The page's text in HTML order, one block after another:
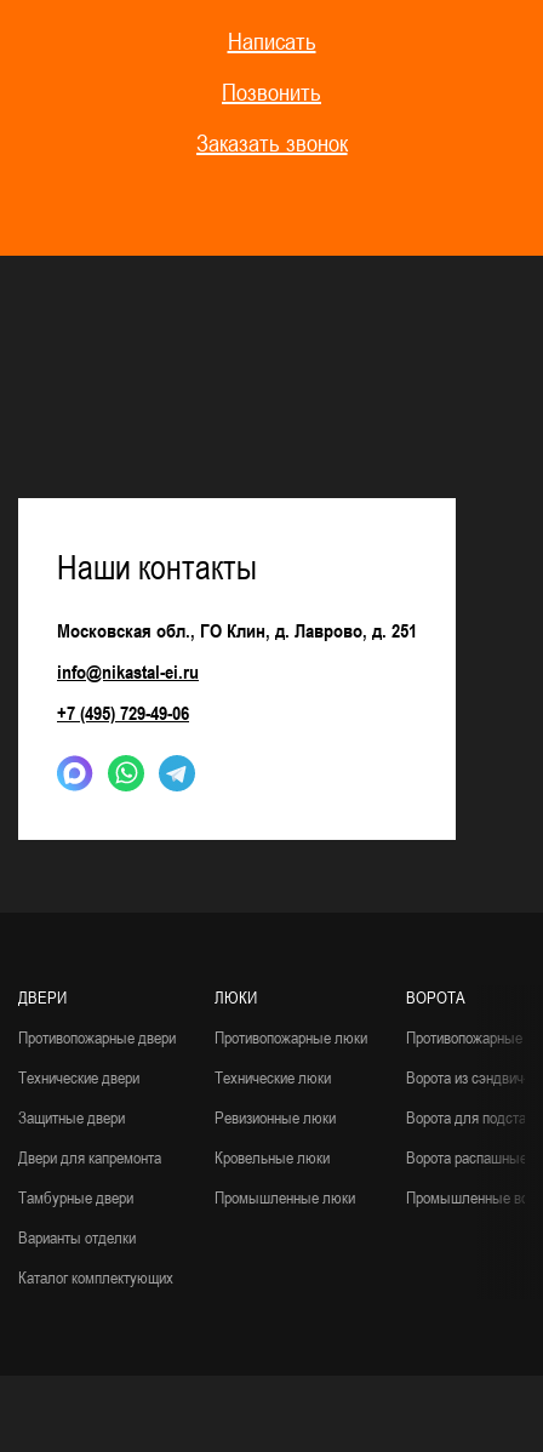
Написать
Позвонить
Заказать звонок
Наши контакты
Московская обл., ГО Клин, д. Лаврово, д. 251
info@nikastal-ei.ru
+7 (495) 729-49-06
ДВЕРИ
Противопожарные двери
Технические двери
Защитные двери
Двери для капремонта
Тамбурные двери
Варианты отделки
Каталог комплектующих
ЛЮКИ
Противопожарные люки
Технические люки
Ревизионные люки
Кровельные люки
Промышленные люки
ВОРОТА
Противопожарные
Ворота из сэндвич-
Ворота для
Ворота распашные
Промышленные